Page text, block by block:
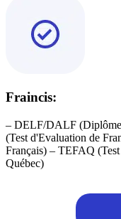
Fraincis:
– DELF/DALF (Diplôme
(Test d'Evaluation de
Français) – TEFAQ
Québec)